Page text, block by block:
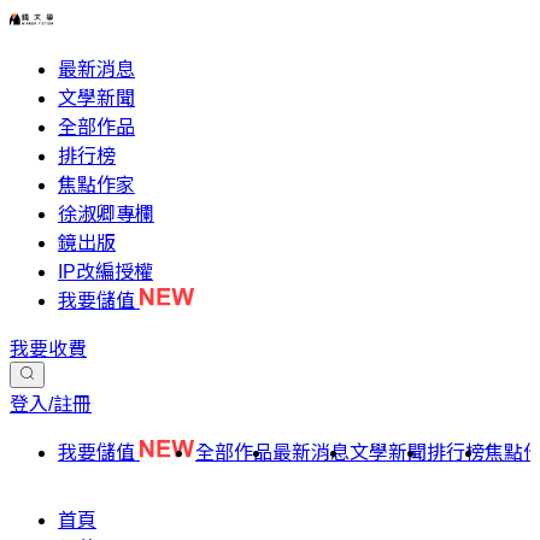
最新消息
文學新聞
全部作品
排行榜
焦點作家
徐淑卿專欄
鏡出版
IP改編授權
我要儲值
我要收費
登入/註冊
我要儲值 全部作品最新消息文學新聞排行榜焦點
首頁